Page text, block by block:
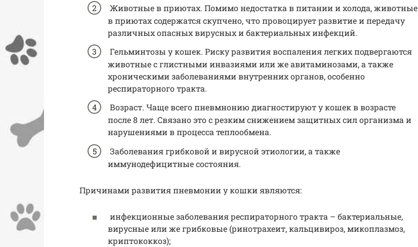
Животные в приютах. Помимо недостатка в питании и холода, животные
в приютах содержатся скупчено, что провоцирует развитие и передачу
различных опасных вирусных и бактериальных инфекций.
Гельминтозы у кошек. Риску развития воспаления легких подвергаются
животные с глистными инвазиями или же авитаминозами, а также
хроническими заболеваниями внутренних органов, особенно
респираторного тракта.
Возраст. Чаще всего пневмнонию диагностируют у кошек в возрасте
после 8 лет. Связано это с резким снижением защитных сил организма и
нарушениями в процесса теплообмена.
Заболевания грибковой и вирусной этиологии, а также
иммунодефицитные состояния.
Причинами развития пневмонии у кошки являются:
инфекционные заболевания респираторного тракта – бактериальные,
вирусные или же грибковые (ринотрахеит, кальцивироз, микоплазмоз,
криптококкоз);